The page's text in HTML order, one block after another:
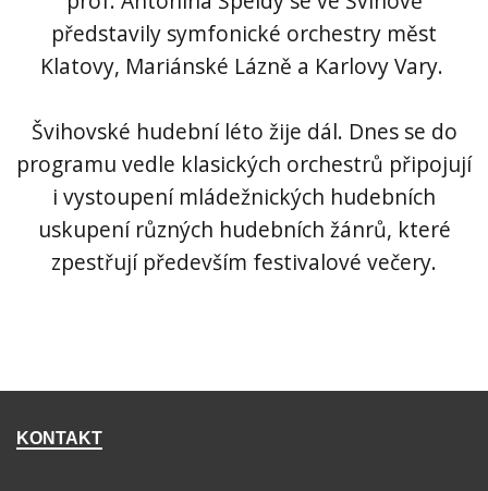
představily symfonické orchestry měst
Klatovy, Mariánské Lázně a Karlovy Vary.
Švihovské hudební léto žije dál. Dnes se do
programu vedle klasických orchestrů připojují
i vystoupení mládežnických hudebních
uskupení různých hudebních žánrů, které
zpestřují především festivalové večery.
KONTAKT